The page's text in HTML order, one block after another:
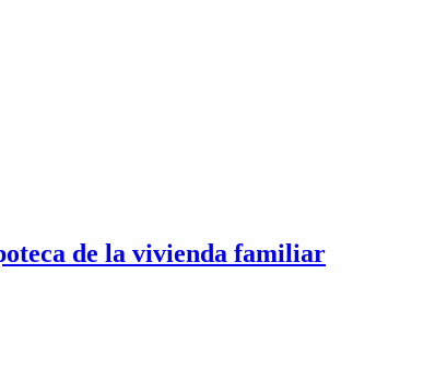
de la vivienda familiar